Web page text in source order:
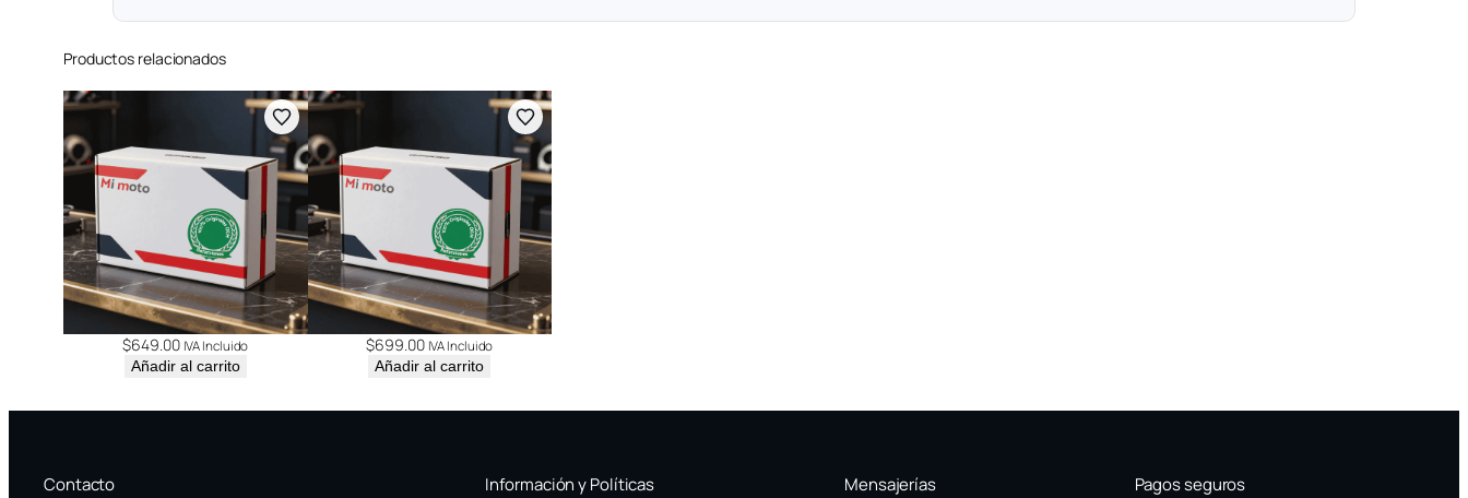
Productos relacionados
$649.00 IVA Incluido
Añadir al carrito
$699.00 IVA Incluido
Añadir al carrito
Contacto Información y Políticas Mensajerías Pagos seguros